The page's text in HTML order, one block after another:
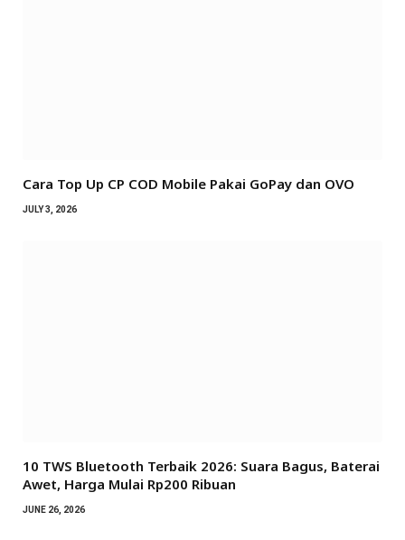
Cara Top Up CP COD Mobile Pakai GoPay dan OVO
JULY 3, 2026
10 TWS Bluetooth Terbaik 2026: Suara Bagus, Baterai
Awet, Harga Mulai Rp200 Ribuan
JUNE 26, 2026